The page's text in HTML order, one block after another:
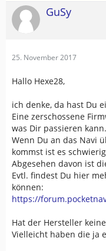
GuSy
25. November 2017
Hallo Hexe28,
ich denke, da hast Du
Eine zerschossene
was Dir passieren kann.
Wenn Du an das Navi
kommst ist es
Abgesehen davon ist
Evtl. findest Du hier
können:
https://
Hat der Hersteller
Vielleicht haben die ja